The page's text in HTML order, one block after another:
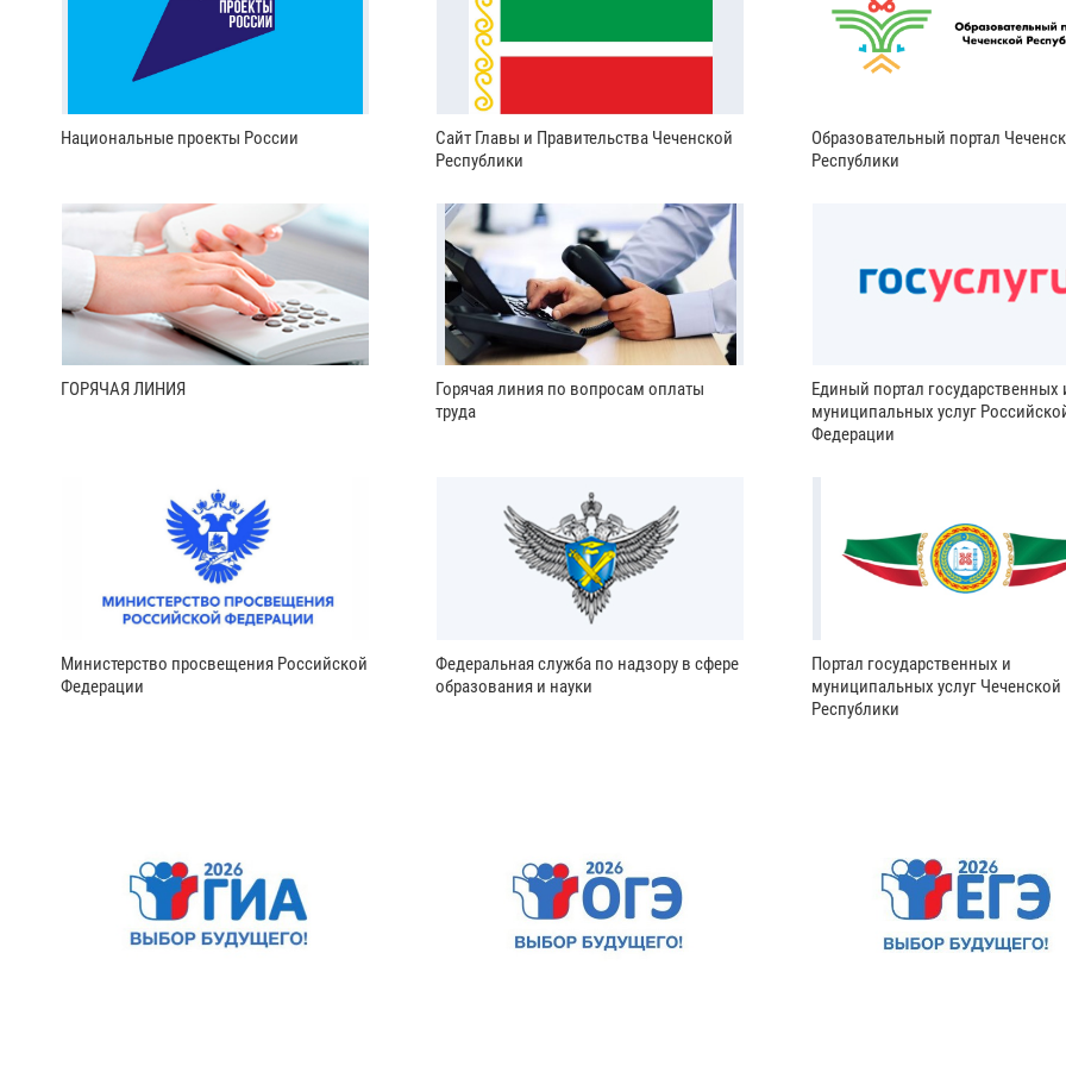
Национальные проекты России
Сайт Главы и Правительства Чеченской
Республики
Образовательный портал
Республики
ГОРЯЧАЯ ЛИНИЯ
Горячая линия по вопросам оплаты
труда
Единый портал государственных
муниципальных услуг
Федерации
Министерство просвещения Российской
Федерации
Федеральная служба по надзору в сфере
образования и науки
Портал государственных и
муниципальных услуг Чеченской
Республики